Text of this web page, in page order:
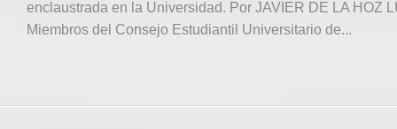
Registro ISSN: 2711-3299
enclaustrada en la Universidad. Por JAVIER DE LA HOZ
Miembros del Consejo Estudiantil Universitario de...